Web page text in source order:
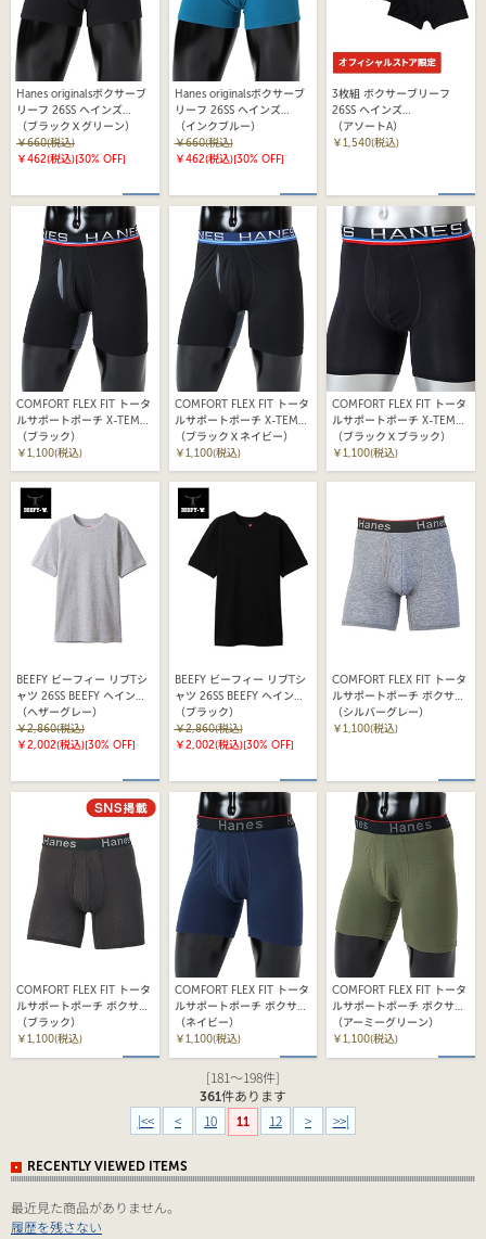
Hanes originalsボクサーブ
リーフ 26SS ヘインズ
(HM6EB201)
（ブラックＸグリーン）
￥660(税込)
￥462(税込)[30% OFF]
Hanes originalsボクサーブ
リーフ 26SS ヘインズ
(HM6EB201)
（インクブルー）
￥660(税込)
￥462(税込)[30% OFF]
3枚組 ボクサーブリーフ
26SS ヘインズ
(HM6EA706S)
（アソートA）
￥1,540(税込)
COMFORT FLEX FIT トータ
ルサポートポーチ X-TEMP
ポーチボクサーブリーフ
26SS ヘインズ(HM6EZ110)
（ブラック）
￥1,100(税込)
COMFORT FLEX FIT トータ
ルサポートポーチ X-TEMP
ポーチボクサーブリーフ
26SS ヘインズ(HM6EZ110)
（ブラックＸネイビー）
￥1,100(税込)
COMFORT FLEX FIT トータ
ルサポートポーチ X-TEMP
ポーチボクサーブリーフ
26SS ヘインズ(HM6EZ110)
（ブラックＸブラック）
￥1,100(税込)
BEEFY ビーフィー リブTシ
ャツ 26SS BEEFY ヘインズ
(HM1-R103)
（ヘザーグレー）
￥2,860(税込)
￥2,002(税込)[30% OFF]
BEEFY ビーフィー リブTシ
ャツ 26SS BEEFY ヘインズ
(HM1-R103)
（ブラック）
￥2,860(税込)
￥2,002(税込)[30% OFF]
COMFORT FLEX FIT トータ
ルサポートポーチ ボクサー
ブリーフ 26SS ヘインズ
(HM6EW101)
（シルバーグレー）
￥1,100(税込)
COMFORT FLEX FIT トータ
ルサポートポーチ ボクサー
ブリーフ 26SS ヘインズ
(HM6EW101)
（ブラック）
￥1,100(税込)
COMFORT FLEX FIT トータ
ルサポートポーチ ボクサー
ブリーフ 26SS ヘインズ
(HM6EW101)
（ネイビー）
￥1,100(税込)
COMFORT FLEX FIT トータ
ルサポートポーチ ボクサー
ブリーフ 26SS ヘインズ
(HM6EW101)
（アーミーグリーン）
￥1,100(税込)
[181～198件]
361件あります
|<< < 10 11 12 > >>|
RECENTLY VIEWED ITEMS
最近見た商品がありません。
履歴を残さない